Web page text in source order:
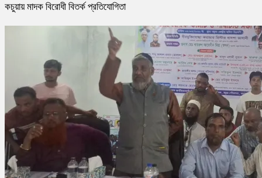
কচুয়ায় মাদক বিরোধী বিতর্ক প্রতিযোগিতা